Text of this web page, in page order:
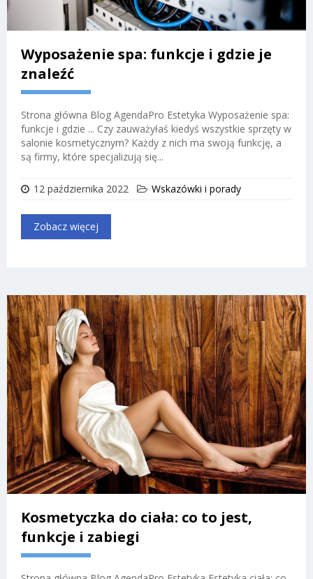
Wyposażenie spa: funkcje i gdzie je
znaleźć
Strona główna Blog AgendaPro Estetyka Wyposażenie spa:
funkcje i gdzie ... Czy zauważyłaś kiedyś wszystkie sprzęty w
salonie kosmetycznym? Każdy z nich ma swoją funkcję, a
są firmy, które specjalizują się...
12 października 2022 Wskazówki i porady
Zobacz więcej
Kosmetyczka do ciała: co to jest,
funkcje i zabiegi